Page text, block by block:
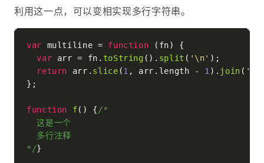
利用这一点，可以变相实现多行字符串。
var multiline = function ( fn) {
var arr = fn. toString (). split ( '\n' );
return arr. slice (1 , arr. length - 1 ). join (
};
function f( ) { /*
  这是一个
  多行注释
*/}